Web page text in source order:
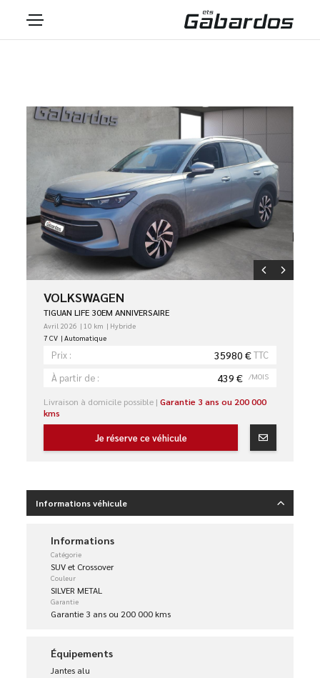
VOLKSWAGEN
TIGUAN LIFE 30EM ANNIVERSAIRE
Avril 2026 10 km
Hybride
7 CV
Automatique
Prix : 35980 €TTC
À partir de :
439 € /MOIS
Livraison à domicile possible |Garantie 3 ans ou 200 000
kms
Je réserve ce véhicule
Informations véhicule
Informations
Catégorie
SUV et Crossover
Couleur
SILVER METAL
Garantie
Garantie 3 ans ou 200 000 kms
Équipements
Jantes alu